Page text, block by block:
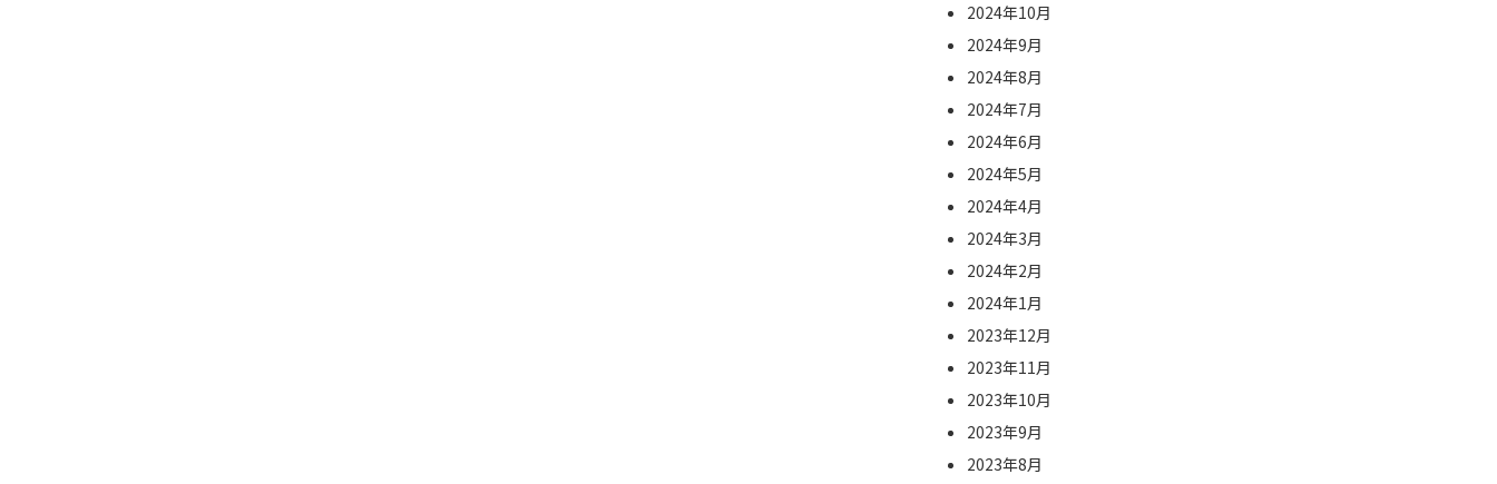
2024年10月
2024年9月
2024年8月
2024年7月
2024年6月
2024年5月
2024年4月
2024年3月
2024年2月
2024年1月
2023年12月
2023年11月
2023年10月
2023年9月
2023年8月